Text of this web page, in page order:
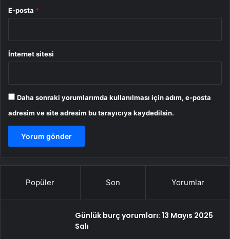
E-posta *
İnternet sitesi
Daha sonraki yorumlarımda kullanılması için adım, e-posta
adresim ve site adresim bu tarayıcıya kaydedilsin.
Popüler Son Yorumlar
Günlük burç yorumları: 13 Mayıs 2025
Salı